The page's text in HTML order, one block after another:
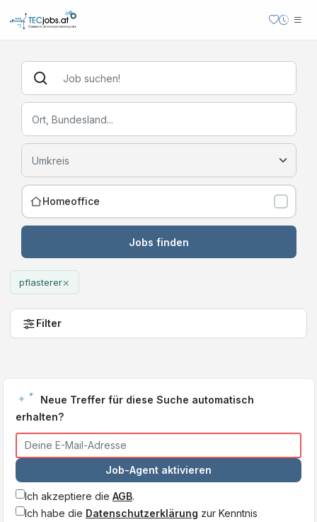
Homeoffice
Jobs finden
pflasterer×
Filter
Neue Treffer für diese Suche automatisch
erhalten?
Job-Agent aktivieren
Ich akzeptiere die AGB.
Ich habe die Datenschutzerklärung zur Kenntnis